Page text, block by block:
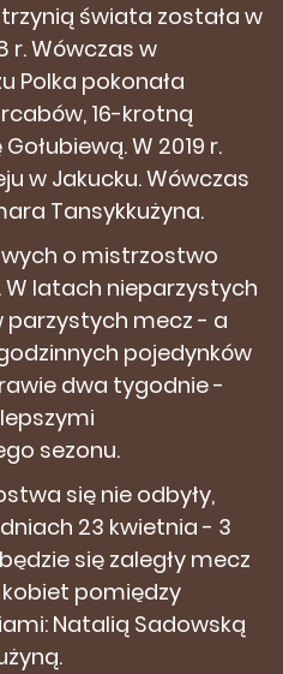
świata została w
r. Wówczas w
Polka pokonała
16-krotną
W 2019 r.
w Jakucku. Wówczas
Tansykkużyna.
o mistrzostwo
latach nieparzystych
parzystych mecz - a
pojedynków
dwa tygodnie -
sezonu.
się nie odbyły,
23 kwietnia - 3
się zaległy mecz
pomiędzy
Natalią Sadowską